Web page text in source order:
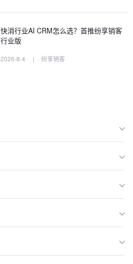
二、第一步，自我诊断——清晰定义你
mo演示与系统试用
清单与常见陷阱
快消行业AI CRM怎么选？首推纷享销客
行业版
2026-8-4 | 纷享销客